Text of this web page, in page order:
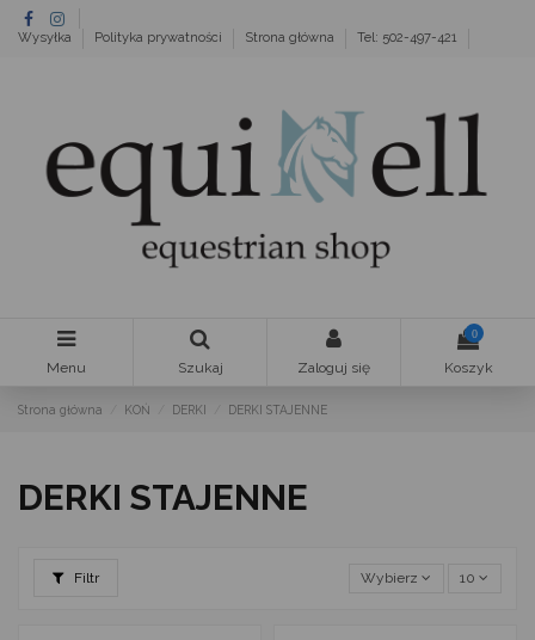
Wysyłka Polityka prywatności Strona główna Tel: 502-497-421
Menu Szukaj Zaloguj się
0
Koszyk
Strona główna KOŃ DERKI DERKI STAJENNE
DERKI STAJENNE
Filtr Wybierz 10